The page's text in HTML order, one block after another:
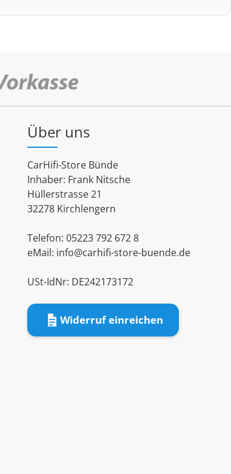
Über uns
CarHifi-Store Bünde
Inhaber: Frank Nitsche
Hüllerstrasse 21
32278 Kirchlengern
Telefon: 05223 792 672 8
eMail: info@carhifi-store-buende.de
USt-IdNr: DE242173172
Widerruf einreichen